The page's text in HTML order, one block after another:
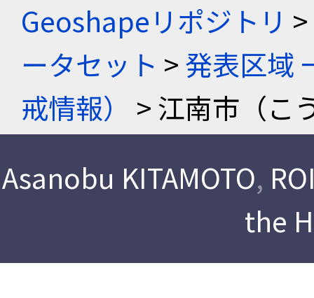
Geoshapeリポジトリ >
ータセット >発表区域
戒情報）
> 江南市（こ
Asanobu KITAMOTO,
the